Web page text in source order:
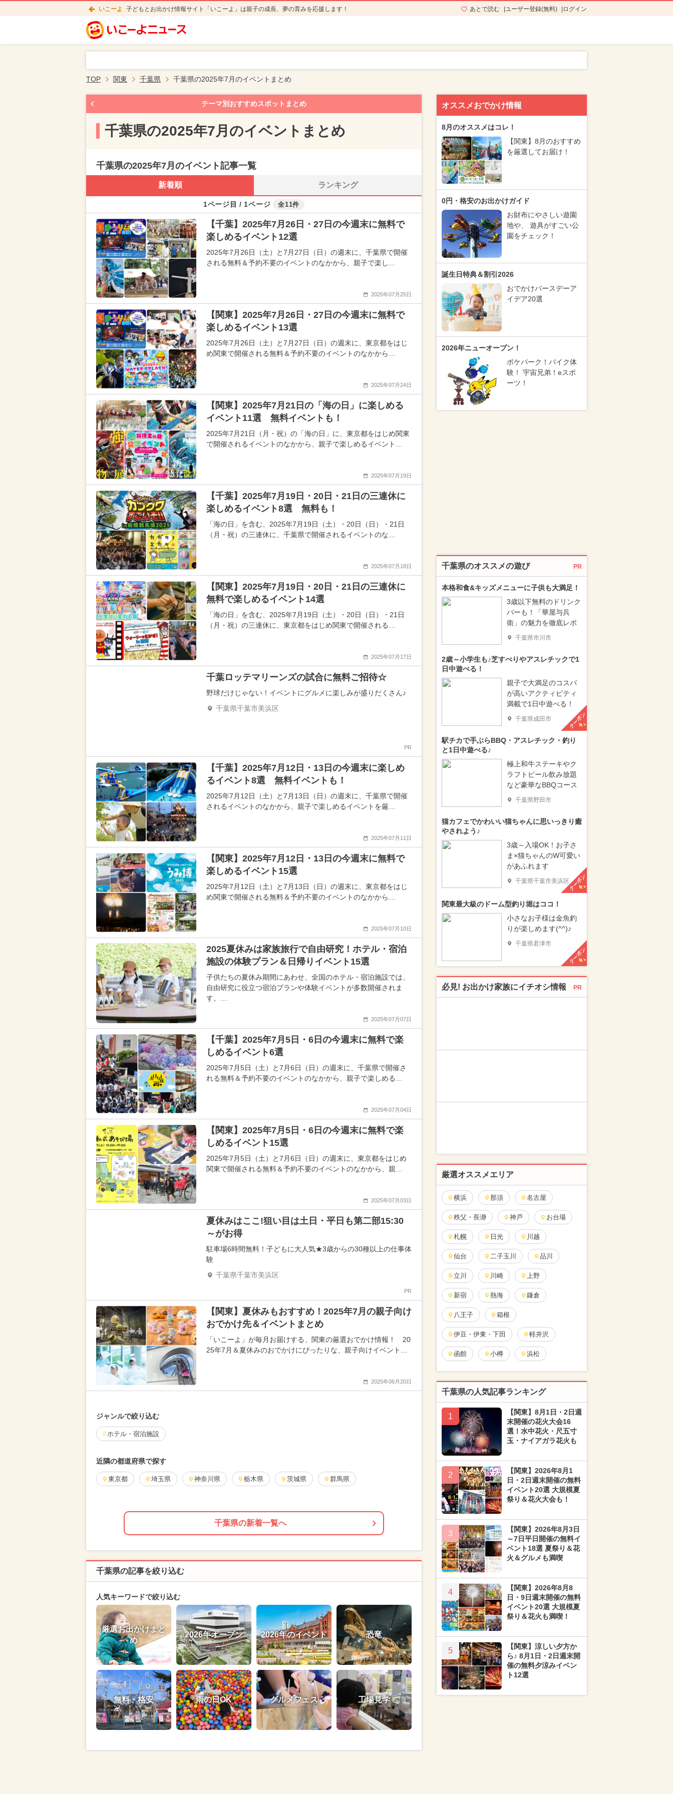
いこーよ 子どもとお出かけ情報サイト「いこーよ」は親子の成長、夢の育みを応援します！ あとで読む ユーザー登録(無料) ログイン
TOP 関東 千葉県 千葉県の2025年7月のイベントまとめ
テーマ別おすすめスポットまとめ
千葉県の2025年7月のイベントまとめ
千葉県の2025年7月のイベント記事一覧
新着順 ランキング
1ページ目 / 1ページ 全11件
【千葉】2025年7月26日・27日の今週末に無料で
楽しめるイベント12選
2025年7月26日（土）と7月27日（日）の週末に、千葉県で開催
される無料＆予約不要のイベントのなかから、親子で楽し…
2025年07月25日
【関東】2025年7月26日・27日の今週末に無料で
楽しめるイベント13選
2025年7月26日（土）と7月27日（日）の週末に、東京都をはじ
め関東で開催される無料＆予約不要のイベントのなかから…
2025年07月24日
【関東】2025年7月21日の「海の日」に楽しめる
イベント11選 無料イベントも！
2025年7月21日（月・祝）の「海の日」に、東京都をはじめ関東
で開催されるイベントのなかから、親子で楽しめるイベント…
2025年07月19日
【千葉】2025年7月19日・20日・21日の三連休に
楽しめるイベント8選 無料も！
「海の日」を含む、2025年7月19日（土）・20日（日）・21日
（月・祝）の三連休に、千葉県で開催されるイベントのな…
2025年07月18日
【関東】2025年7月19日・20日・21日の三連休に
無料で楽しめるイベント14選
「海の日」を含む、2025年7月19日（土）・20日（日）・21日
（月・祝）の三連休に、東京都をはじめ関東で開催される…
2025年07月17日
千葉ロッテマリーンズの試合に無料ご招待☆
野球だけじゃない！イベントにグルメに楽しみが盛りだくさん♪
千葉県千葉市美浜区
PR
【千葉】2025年7月12日・13日の今週末に楽しめ
るイベント8選 無料イベントも！
2025年7月12日（土）と7月13日（日）の週末に、千葉県で開催
されるイベントのなかから、親子で楽しめるイベントを厳…
2025年07月11日
【関東】2025年7月12日・13日の今週末に無料で
楽しめるイベント15選
2025年7月12日（土）と7月13日（日）の週末に、東京都をはじ
め関東で開催される無料＆予約不要のイベントのなかから…
2025年07月10日
2025夏休みは家族旅行で自由研究！ホテル・宿泊
施設の体験プラン＆日帰りイベント15選
子供たちの夏休み期間にあわせ、全国のホテル・宿泊施設では、
自由研究に役立つ宿泊プランや体験イベントが多数開催されま
す。…
2025年07月07日
【千葉】2025年7月5日・6日の今週末に無料で楽
しめるイベント6選
2025年7月5日（土）と7月6日（日）の週末に、千葉県で開催さ
れる無料＆予約不要のイベントのなかから、親子で楽しめる…
2025年07月04日
【関東】2025年7月5日・6日の今週末に無料で楽
しめるイベント15選
2025年7月5日（土）と7月6日（日）の週末に、東京都をはじめ
関東で開催される無料＆予約不要のイベントのなかから、親…
2025年07月03日
夏休みはここ!狙い目は土日・平日も第二部15:30
～がお得
駐車場6時間無料！子どもに大人気★3歳からの30種以上の仕事体
験
千葉県千葉市美浜区
PR
【関東】夏休みもおすすめ！2025年7月の親子向け
おでかけ先＆イベントまとめ
「いこーよ」が毎月お届けする、関東の厳選おでかけ情報！ 20
25年7月＆夏休みのおでかけにぴったりな、親子向けイベント…
2025年06月20日
ジャンルで絞り込む
ホテル・宿泊施設
近隣の都道府県で探す
東京都 埼玉県 神奈川県 栃木県 茨城県 群馬県
千葉県の新着一覧へ
千葉県の記事を絞り込む
人気キーワードで絞り込む
厳選お出かけまと
め
2026年オープン 2026年のイベント 恐竜
無料・格安 雨の日OK グルメフェス 工場見学
オススメおでかけ情報
8月のオススメはコレ！
【関東】8月のおすすめ
を厳選してお届け！
0円・格安のお出かけガイド
お財布にやさしい遊園
地や、 遊具がすごい公
園をチェック！
誕生日特典＆割引2026
おでかけバースデーア
イデア20選
2026年ニューオープン！
ポケパーク！バイク体
験！ 宇宙兄弟！eスポ
ーツ！
千葉県のオススメの遊び PR
本格和食&キッズメニューに子供も大満足！
3歳以下無料のドリンク
バーも！「華屋与兵
衛」の魅力を徹底レポ
千葉県市川市
2歳～小学生も♪芝すべりやアスレチックで1
日中遊べる！
親子で大満足のコスパ
が高いアクティビティ
満載で1日中遊べる！
千葉県成田市 クーポン
駅チカで手ぶらBBQ・アスレチック・釣り
と1日中遊べる♪
極上和牛ステーキやク
ラフトビール飲み放題
など豪華なBBQコース
千葉県野田市
猫カフェでかわいい猫ちゃんに思いっきり癒
やされよう♪
3歳～入場OK！お子さ
ま×猫ちゃんのW可愛い
があふれます
千葉県千葉市美浜区クーポン
関東最大級のドーム型釣り堀はココ！
小さなお子様は金魚釣
りが楽しめます(^^)♪
千葉県君津市
クーポン
必見! お出かけ家族にイチオシ情報 PR
厳選オススメエリア
横浜 那須 名古屋
秩父・長瀞 神戸 お台場
札幌 日光 川越
仙台 二子玉川 品川
立川 川崎 上野
新宿 熱海 鎌倉
八王子 箱根
伊豆・伊東・下田 軽井沢
函館 小樽 浜松
千葉県の人気記事ランキング
1
【関東】8月1日・2日週
末開催の花火大会16
選！水中花火・尺五寸
玉・ナイアガラ花火も
2
【関東】2026年8月1
日・2日週末開催の無料
イベント20選 大規模夏
祭り＆花火大会も！
3
【関東】2026年8月3日
～7日平日開催の無料イ
ベント18選 夏祭り＆花
火＆グルメも満喫
4
【関東】2026年8月8
日・9日週末開催の無料
イベント20選 大規模夏
祭り＆花火も満喫！
5
【関東】涼しい夕方か
ら♪ 8月1日・2日週末開
催の無料夕涼みイベン
ト12選